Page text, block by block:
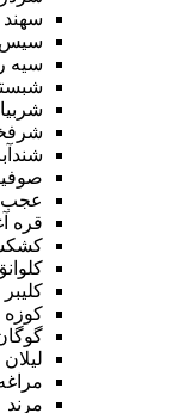
سهند
سیس
سیه
عجب
قره
کلیبر
کوزه
لیلان
مرند